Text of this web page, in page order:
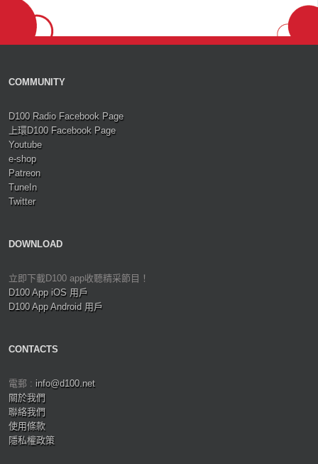
COMMUNITY
D100 Radio Facebook Page
上環D100 Facebook Page
Youtube
e-shop
Patreon
TuneIn
Twitter
DOWNLOAD
立即下載D100 app收聽精采節目！
D100 App iOS 用戶
D100 App Android 用戶
CONTACTS
電郵 : info@d100.net
關於我們
聯絡我們
使用條款
隱私權政策